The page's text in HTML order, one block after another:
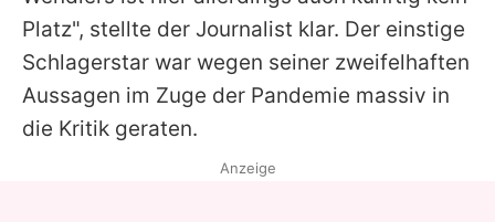
Platz", stellte der Journalist klar. Der einstige
Schlagerstar war wegen seiner zweifelhaften
Aussagen im Zuge der Pandemie massiv in
die Kritik geraten.
Anzeige